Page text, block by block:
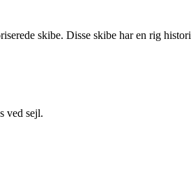
skibe. Disse skibe har en rig
ved sejl.